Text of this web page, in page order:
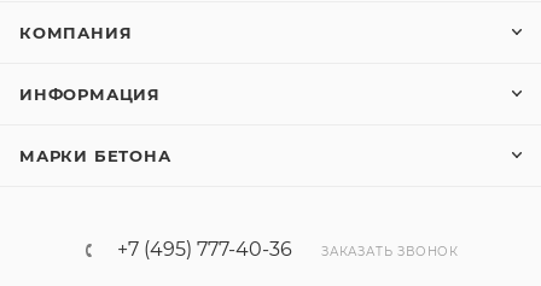
КОМПАНИЯ
ИНФОРМАЦИЯ
МАРКИ БЕТОНА
+7 (495) 777-40-36 ЗАКАЗАТЬ ЗВОНОК